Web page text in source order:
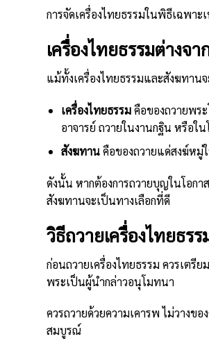
การจัดเครื่องไทยธรรมในพิธีเฉพ
เครื่องไทยธรรมต่างจ
แม้ทั้งเครื่องไทยธรรมและสังฆทา
เครื่องไทยธรรมคือของถวายพร
อาจารย์ ถวายในงานกฐิน หรือใ
สังฆทานคือของถวายแด่สงฆ์หมู่
ดังนั้น หากต้องการถวายบุญในโอก
สังฆทานจะเป็นทางเลือกที่ดี
วิธีถวายเครื่องไทยธร
ก่อนถวายเครื่องไทยธรรม ควรเตรี
พระเป็นผู้นำกล่าวอนุโมทนา
ควรถวายด้วยความเคารพ ไม่วาง
สมบูรณ์